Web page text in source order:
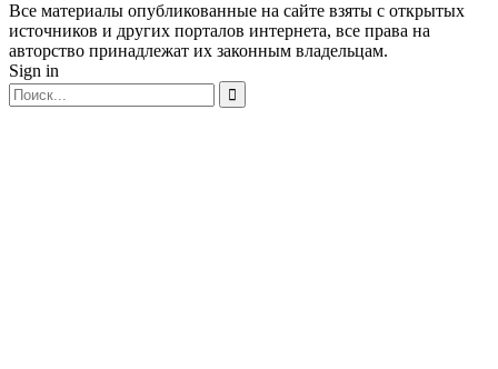
Все материалы опубликованные на сайте взяты с открытых
источников и других порталов интернета, все права на
авторство принадлежат их законным владельцам.
Sign in